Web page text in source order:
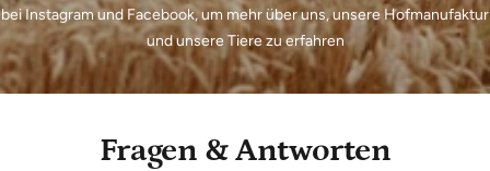
bei Instagram und Facebook, um mehr über uns, unsere Hofmanufaktur
und unsere Tiere zu erfahren
Fragen & Antworten